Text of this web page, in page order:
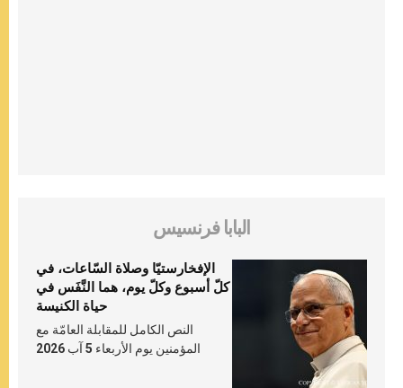
البابا فرنسيس
الإفخارستيّا وصلاة السّاعات، في
كلّ أسبوع وكلّ يوم، هما النَّفَس في
حياة الكنيسة
النص الكامل للمقابلة العامّة مع
المؤمنين يوم الأربعاء 5 آب 2026